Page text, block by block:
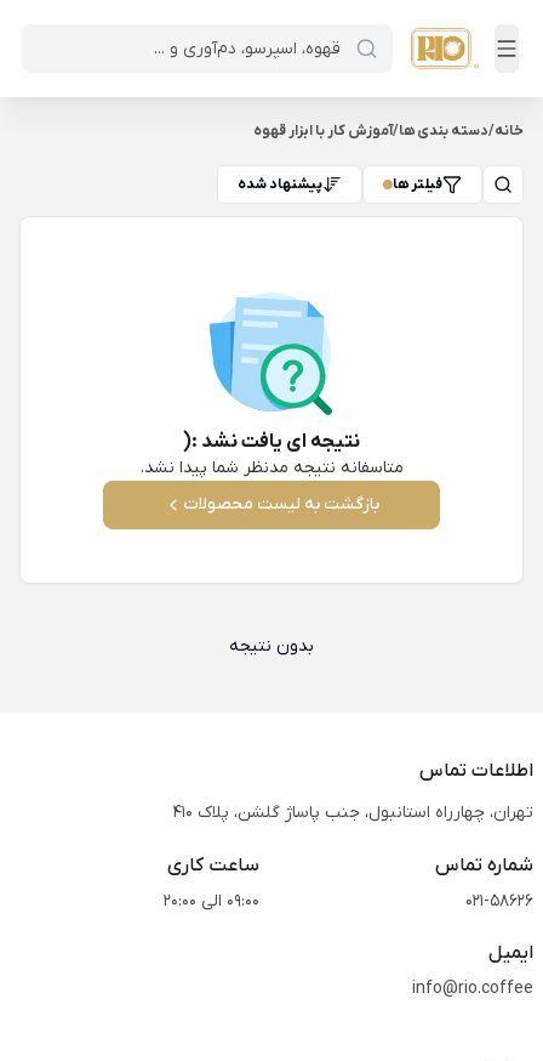
خانه/دسته بندی ها/آموزش کار با ابزار قهوه
فیلتر ها پیشنهاد شده
نتیجه ای یافت نشد :(
متاسفانه نتیجه مدنظر شما پیدا نشد.
بازگشت به لیست محصولات
بدون نتیجه
اطلاعات تماس
تهران، چهارراه استانبول، جنب پاساژ گلشن، پلاک 410
شماره تماس
021-58626
ساعت کاری
09:00 الی 20:00
ایمیل
info@rio.coffee